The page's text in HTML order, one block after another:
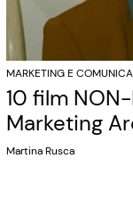
MARKETING E
10 film
Marketing
Martina Rusca